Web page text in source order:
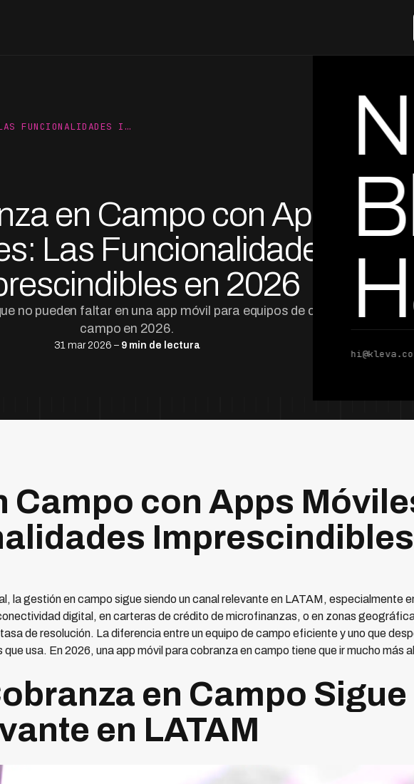
hi@kleva.co
FUNCIONALIDADES I…
en Campo con Apps
Las Funcionalidades
en 2026
no pueden faltar en una app móvil para equipos de cobranza en
campo en 2026.
31 mar 2026 – 9 min de lectura
Campo con Apps
Imprescindibles
la gestión en campo sigue siendo un canal relevante en LATAM, especialmente
digital, en carteras de crédito de microfinanzas, o en zonas
de resolución. La diferencia entre un equipo de campo eficiente y uno que
usa. En 2026, una app móvil para cobranza en campo tiene que ir mucho más
en Campo Sigue
en LATAM